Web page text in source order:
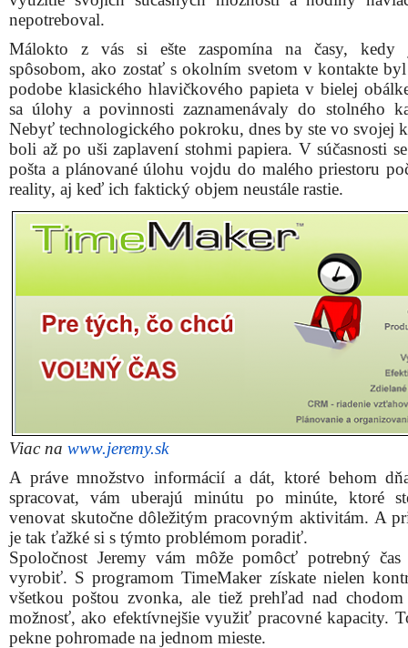
nepotreboval.
Málokto z vás si ešte zaspomína na časy, kedy
spôsobom, ako zostať s okolním svetom v kontakte
podobe klasického hlavičkového papieta v bielej
sa úlohy a povinnosti zaznamenávaly do stolného
Nebyť technologického pokroku, dnes by ste vo svojej
boli až po uši zaplavení stohmi papiera. V súčasnosti
pošta a plánované úlohu vojdu do malého priestoru
reality, aj keď ich faktický objem neustále rastie.
Viac na www.jeremy.sk
A práve množstvo informácií a dát, ktoré behom
spracovat, vám uberajú minútu po minúte, ktoré
venovat skutočne dôležitým pracovným aktivitám. A
je tak ťažké si s týmto problémom poradiť.
Spoločnost Jeremy vám môže pomôcť potrebný čas
vyrobiť. S programom TimeMaker získate nielen
všetkou poštou zvonka, ale tiež prehľad nad
možnosť, ako efektívnejšie využiť pracovné kapacity.
pekne pohromade na jednom mieste.